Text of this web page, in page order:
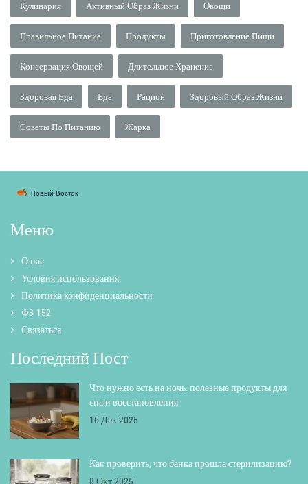
Кулинария Активный Образ Жизни Овощи
Правильное Питание Продукты Приготовление Пищи
Консервация Овощей Длительное Хранение
Здоровая Еда Еда Рацион Здоровый Образ Жизни
Советы По Питанию Жарка
Меню
О нас
Условия использования
Политика конфиденциальности
ФЗ-152
Связаться
Последний Пост
Что нужно есть на ночь: полезные продукты для
сна и восстановления
16 Дек 2025
Как проверить, что банка прошла стерилизацию?
8 Окт 2025